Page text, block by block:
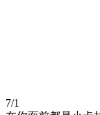
7/1